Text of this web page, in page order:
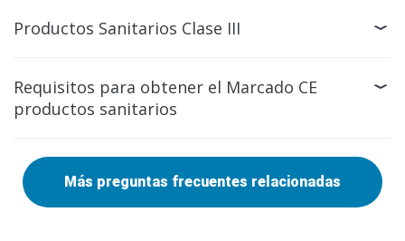
Productos Sanitarios Clase III
Requisitos para obtener el Marcado CE
productos sanitarios
Más preguntas frecuentes relacionadas